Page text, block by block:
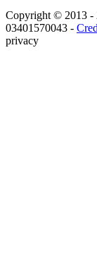
Copyright © 2013 -
03401570043 -
privacy